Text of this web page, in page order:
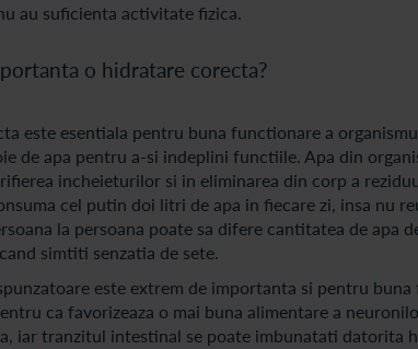
au suficienta activitate fizica.
o hidratare corecta?
este esentiala pentru buna functionare a
de apa pentru a-si indeplini functiile. Apa din
incheieturilor si in eliminarea din corp a
cel putin doi litri de apa in fiecare zi, insa nu
la persoana poate sa difere cantitatea de apa
simtiti senzatia de sete.
este extrem de importanta si pentru
ca favorizeaza o mai buna alimentare a
iar tranzitul intestinal se poate imbunatati datorita